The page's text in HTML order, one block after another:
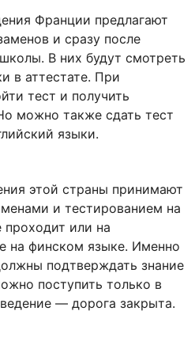
Франции предлагают
и сразу после
В них будут смотреть
в аттестате. При
тест и получить
можно также сдать тест
языки.
этой страны принимают
и тестированием на
проходит или на
на финском языке. Именно
подтверждать знание
поступить только в
— дорога закрыта.